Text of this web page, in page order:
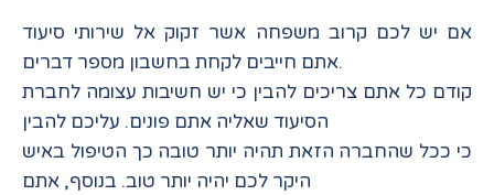
אם יש לכם קרוב משפחה אשר זקוק אל שירותי סיעוד
אתם חייבים לקחת בחשבון מספר דברים.
קודם כל אתם צריכים להבין כי יש חשיבות עצומה לחברת
הסיעוד שאליה אתם פונים. עליכם להבין
כי ככל שהחברה הזאת תהיה יותר טובה כך הטיפול באיש
היקר לכם יהיה יותר טוב. בנוסף, אתם